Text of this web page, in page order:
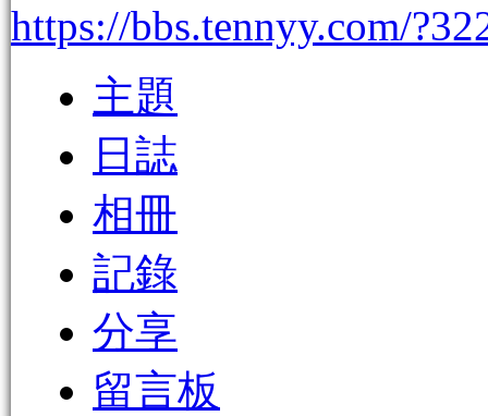
https://bbs.tennyy.com/
主題
日誌
相冊
記錄
分享
留言板